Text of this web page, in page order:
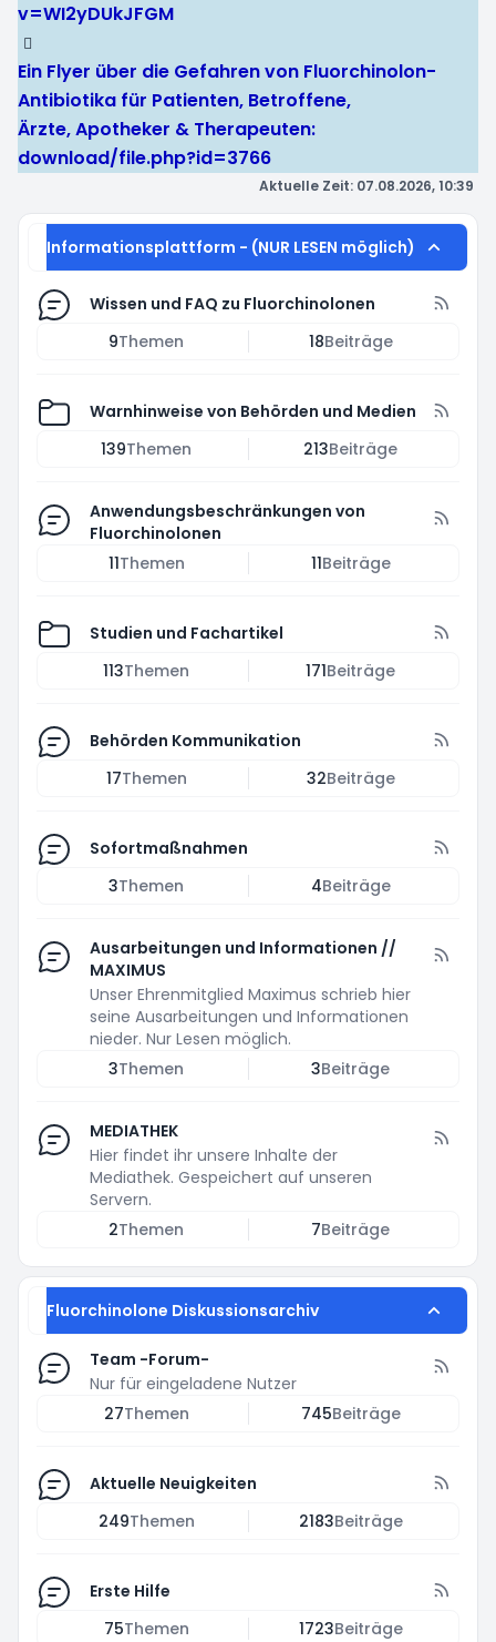
v=WI2yDUkJFGM
Ein Flyer über die Gefahren von Fluorchinolon-
Antibiotika für Patienten, Betroffene,
Ärzte, Apotheker & Therapeuten:
download/file.php?id=3766
Aktuelle Zeit: 07.08.2026, 10:39
Informationsplattform - (NUR LESEN möglich)
Wissen und FAQ zu Fluorchinolonen
9Themen 18Beiträge
Warnhinweise von Behörden und Medien
139Themen 213Beiträge
Anwendungsbeschränkungen von
Fluorchinolonen
11Themen 11Beiträge
Studien und Fachartikel
113Themen 171Beiträge
Behörden Kommunikation
17Themen 32Beiträge
Sofortmaßnahmen
3Themen 4Beiträge
Ausarbeitungen und Informationen //
MAXIMUS
Unser Ehrenmitglied Maximus schrieb hier
seine Ausarbeitungen und Informationen
nieder. Nur Lesen möglich.
3Themen 3Beiträge
MEDIATHEK
Hier findet ihr unsere Inhalte der
Mediathek. Gespeichert auf unseren
Servern.
2Themen 7Beiträge
Fluorchinolone Diskussionsarchiv
Team -Forum-
Nur für eingeladene Nutzer
27Themen 745Beiträge
Aktuelle Neuigkeiten
249Themen 2183Beiträge
Erste Hilfe
75Themen 1723Beiträge